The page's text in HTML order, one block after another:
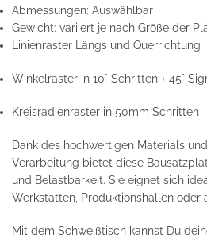
Abmessungen: Auswählbar
Gewicht: variiert je nach Größe der
Linienraster Längs und Querrichtung
Winkelraster in 10° Schritten + 45°
Kreisradienraster in 50mm Schritten
Dank des hochwertigen Materials
Verarbeitung bietet diese
und Belastbarkeit. Sie eignet sich
Werkstätten, Produktionshallen oder
Mit dem Schweißtisch kannst Du